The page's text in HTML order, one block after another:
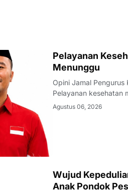
Pelayanan
Menunggu
Opini Jamal
Pelayanan kesehatan
warganya. Di tengah
Agustus 06, 2026
Wujud
Anak Pondok